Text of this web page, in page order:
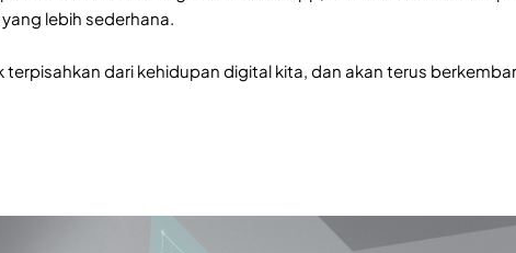
lebih sederhana.
terpisahkan dari kehidupan digital kita, dan akan terus